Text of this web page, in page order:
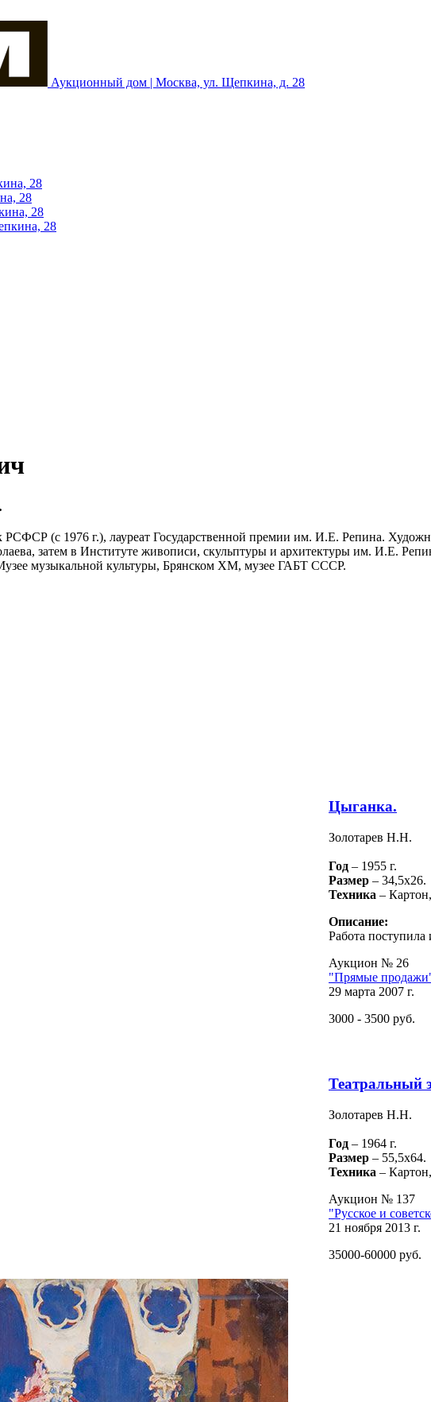
Аукционный дом | Москва, ул. Щепкина, д. 28
28
28
28
28
(с 1976 г.), лауреат Государственной премии им. И.Е. Репина.
затем в Институте живописи, скульптуры и архитектуры им. И.Е.
музыкальной культуры, Брянском ХМ, музее ГАБТ СССР.
Цыганка.
Золотарев Н.Н.
Год – 1955 г.
Размер – 34,5х26.
Техника –
Описание:
Работа поступила
Аукцион № 26
"Прямые
29 марта 2007 г.
3000 - 3500 руб.
Театральный
Золотарев Н.Н.
Год – 1964 г.
Размер – 55,5х64.
Техника –
Аукцион № 137
"Русское и
21 ноября 2013 г.
35000-60000 руб.